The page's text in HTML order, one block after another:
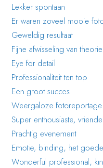
Lekker spontaan
Er waren zoveel mooie
Geweldig resultaat
Fijne afwisseling van
Eye for detail
Professionaliteit ten top
Een groot succes
Weergaloze fotoreportage
Super enthousiaste,
Prachtig evenement
Emotie, binding, het
Wonderful professional,